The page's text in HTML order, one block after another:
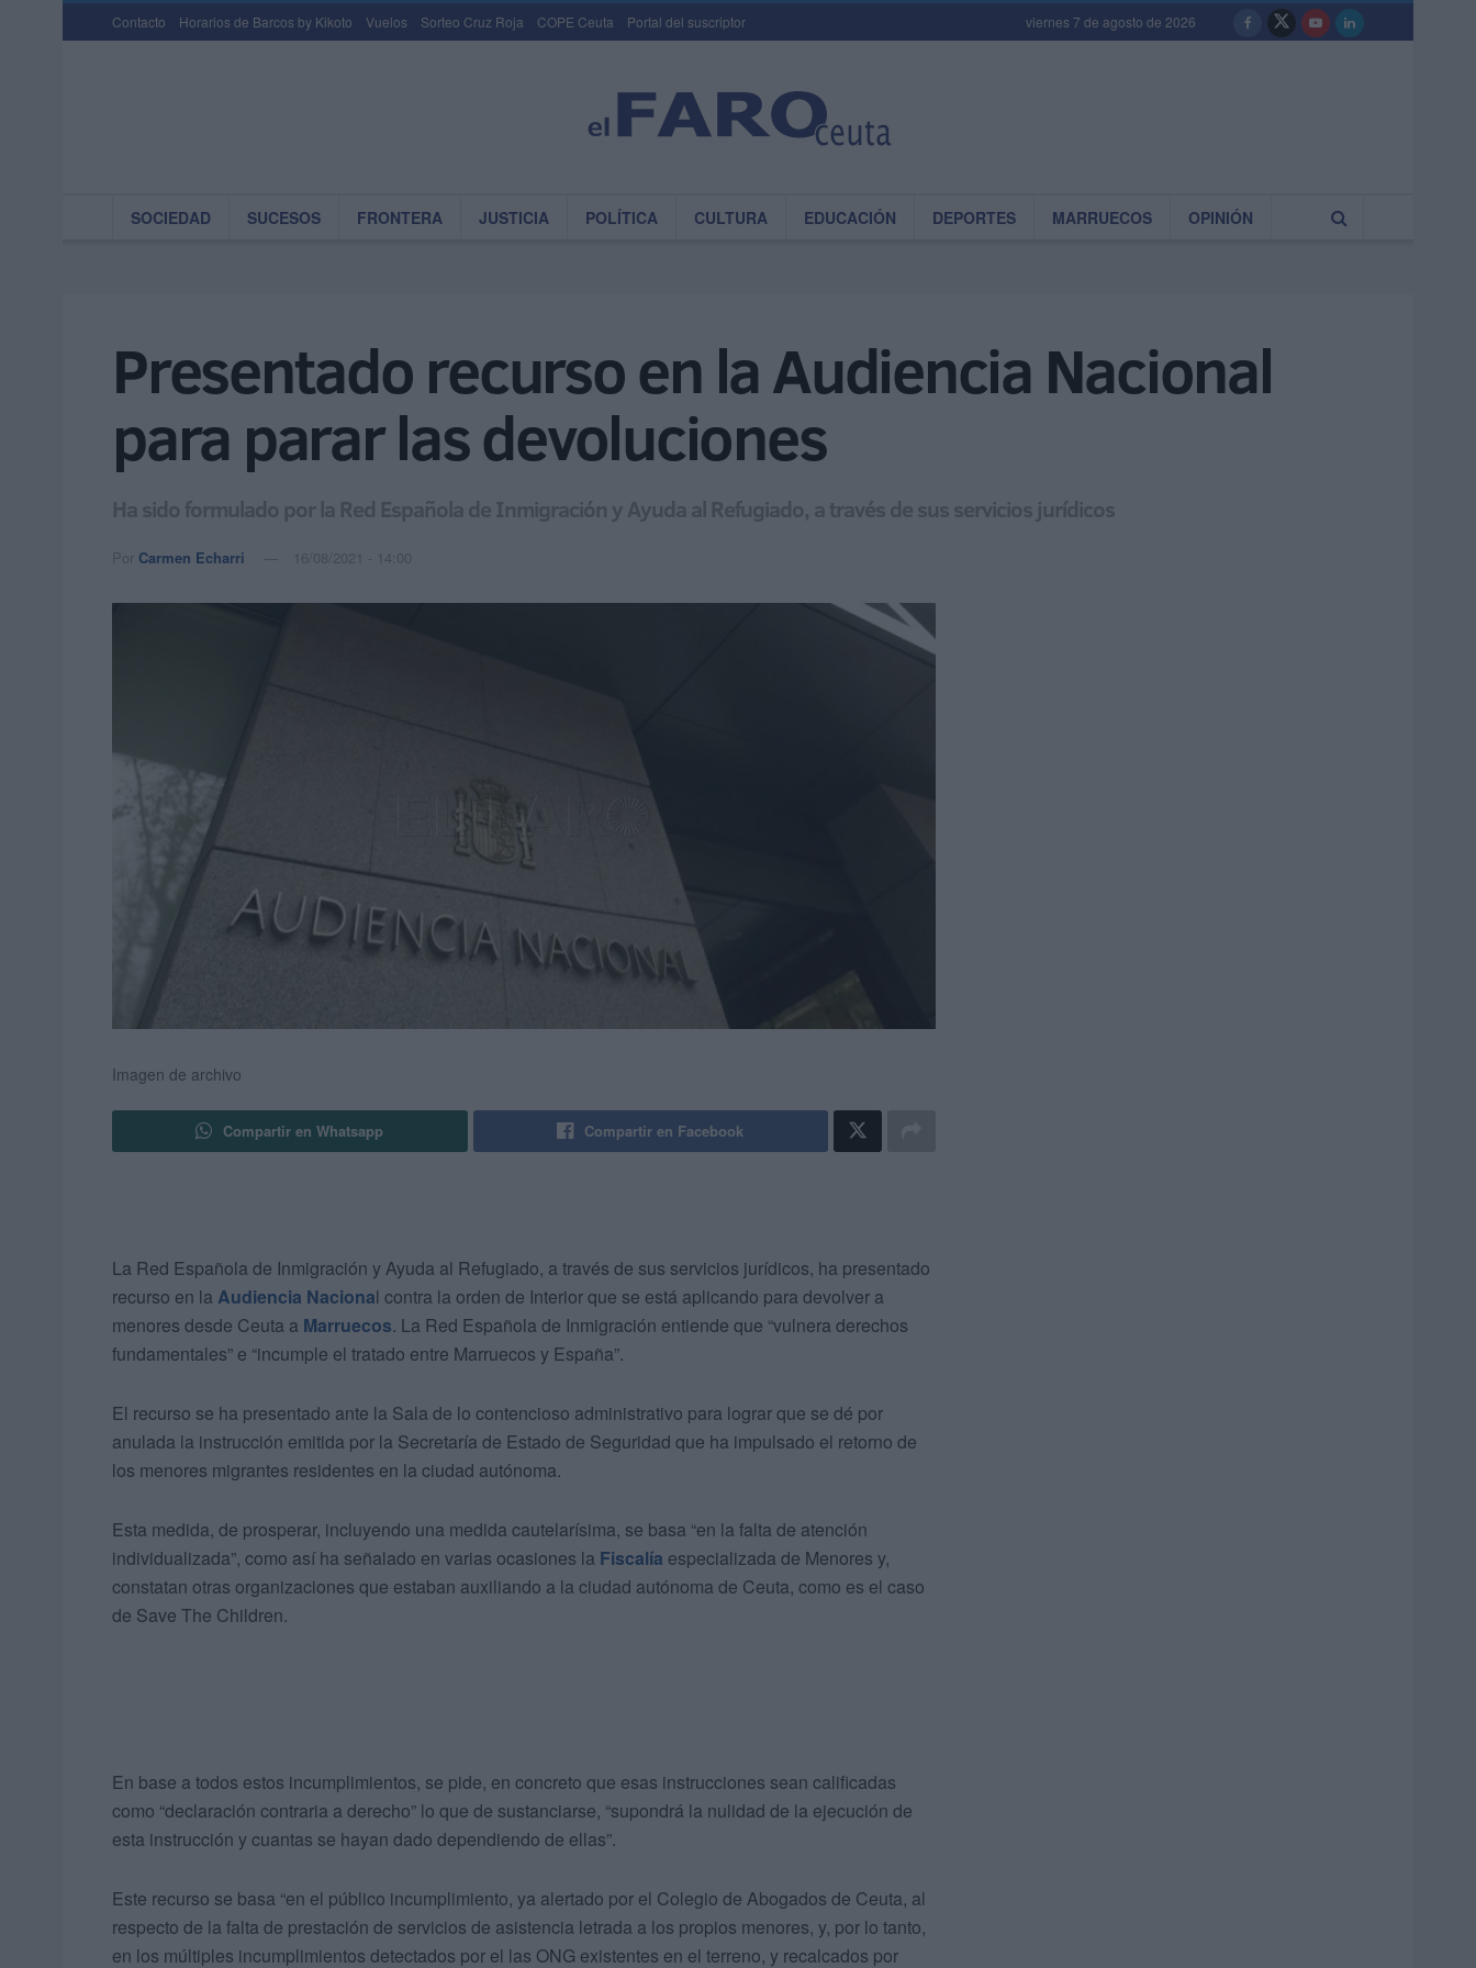
Contacto Horarios de Barcos by Kikoto Vuelos Sorteo Cruz Roja COPE Ceuta Portal del suscriptor viernes 7 de agosto de 2026
SOCIEDAD SUCESOS FRONTERA JUSTICIA POLÍTICA CULTURA EDUCACIÓN DEPORTES MARRUECOS OPINIÓN
Presentado recurso en la Audiencia Nacional
para parar las devoluciones
Ha sido formulado por la Red Española de Inmigración y Ayuda al Refugiado, a través de sus servicios jurídicos
Por Carmen Echarri 16/08/2021 - 14:00
Imagen de archivo
Compartir en Whatsapp Compartir en Facebook
La Red Española de Inmigración y Ayuda al Refugiado, a través de sus servicios jurídicos, ha presentado
recurso en la Audiencia Nacional contra la orden de Interior que se está aplicando para devolver a
menores desde Ceuta a Marruecos. La Red Española de Inmigración entiende que “vulnera derechos
fundamentales” e “incumple el tratado entre Marruecos y España”.
El recurso se ha presentado ante la Sala de lo contencioso administrativo para lograr que se dé por
anulada la instrucción emitida por la Secretaría de Estado de Seguridad que ha impulsado el retorno de
los menores migrantes residentes en la ciudad autónoma.
Esta medida, de prosperar, incluyendo una medida cautelarísima, se basa “en la falta de atención
individualizada”, como así ha señalado en varias ocasiones la Fiscalía especializada de Menores y,
constatan otras organizaciones que estaban auxiliando a la ciudad autónoma de Ceuta, como es el caso
de Save The Children.
En base a todos estos incumplimientos, se pide, en concreto que esas instrucciones sean calificadas
como “declaración contraria a derecho” lo que de sustanciarse, “supondrá la nulidad de la ejecución de
esta instrucción y cuantas se hayan dado dependiendo de ellas”.
Este recurso se basa “en el público incumplimiento, ya alertado por el Colegio de Abogados de Ceuta, al
respecto de la falta de prestación de servicios de asistencia letrada a los propios menores, y, por lo tanto,
en los múltiples incumplimientos detectados por el las ONG existentes en el terreno, y recalcados por